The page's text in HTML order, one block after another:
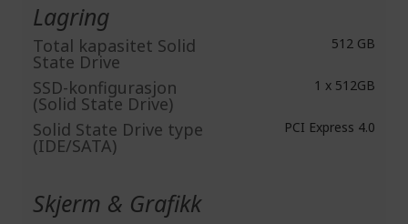
Lagring
Total kapasitet Solid
State Drive
512 GB
SSD-konfigurasjon
(Solid State Drive)
1 x 512GB
Solid State Drive type
(IDE/SATA)
PCI Express 4.0
Skjerm & Grafikk